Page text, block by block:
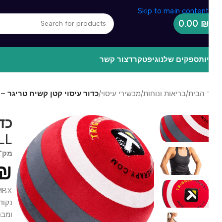
Skip to main content
0.00
ספקים שלנוגיפטקרדצור קשר
הבית/בריאות ונוחות/מכשירי עיסוי/כדור עיסוי קטן קשיח טריגר – MBX MASSAGE BALL
מק"ט
₪
נקודות